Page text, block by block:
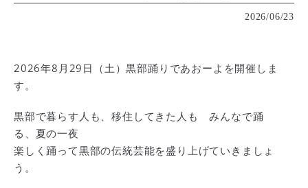
2026/06/23
2026年8月29日（土）黒部踊りであおーよを開催しま
す。
黒部で暮らす人も、移住してきた人も みんなで踊
る、夏の一夜
楽しく踊って黒部の伝統芸能を盛り上げていきましょ
う。